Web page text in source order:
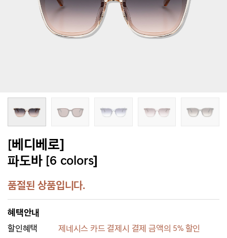
[베디베로]
파도바 [6 colors]
품절된 상품입니다.
혜택안내
할인혜택
제네시스 카드 결제시 결제 금액의 5% 할인